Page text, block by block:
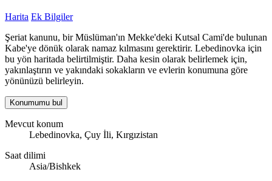
Harita Ek Bilgiler
Şeriat kanunu, bir Müslüman'ın Mekke'deki Kutsal Cami'de bulunan
Kabe'ye dönük olarak namaz kılmasını gerektirir. Lebedinovka için
bu yön haritada belirtilmiştir. Daha kesin olarak belirlemek için,
yakınlaştırın ve yakındaki sokakların ve evlerin konumuna göre
yönünüzü belirleyin.
Konumumu bul
Mevcut konum
Lebedinovka, Çuy İli, Kırgızistan
Saat dilimi
Asia/Bishkek